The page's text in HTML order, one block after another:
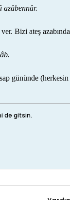
azâbennâr.
Bizi ateş
gününde
de gitsin.